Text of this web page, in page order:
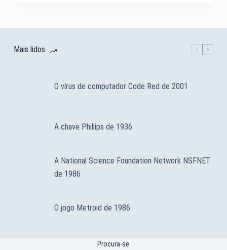
Mais lidos
O vírus de computador Code Red de 2001
A chave Phillips de 1936
A National Science Foundation Network NSFNET
de 1986
O jogo Metroid de 1986
Procura-se